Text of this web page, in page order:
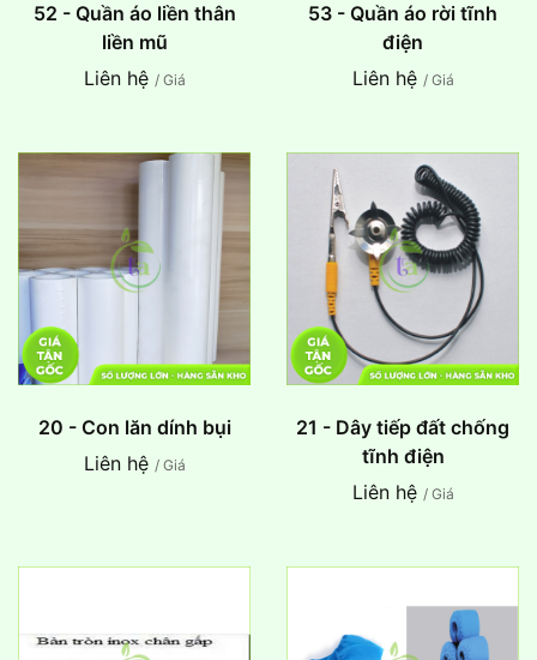
52 - Quần áo liền thân
liền mũ
Liên hệ / Giá
53 - Quần áo rời tĩnh
điện
Liên hệ / Giá
20 - Con lăn dính bụi
Liên hệ / Giá
21 - Dây tiếp đất chống
tĩnh điện
Liên hệ / Giá